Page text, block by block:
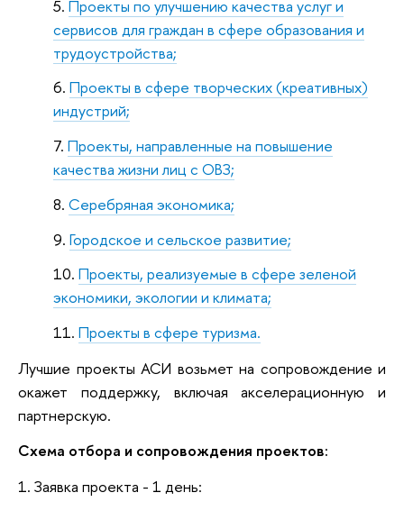
Проекты по улучшению качества услуг и
сервисов для граждан в сфере образования и
трудоустройства;
Проекты в сфере творческих (креативных)
индустрий;
Проекты, направленные на повышение
качества жизни лиц с ОВЗ;
Серебряная экономика;
Городское и сельское развитие;
Проекты, реализуемые в сфере зеленой
экономики, экологии и климата;
Проекты в сфере туризма.
Лучшие проекты АСИ возьмет на сопровождение и
окажет поддержку, включая акселерационную и
партнерскую.
Схема отбора и сопровождения проектов:
1. Заявка проекта - 1 день: